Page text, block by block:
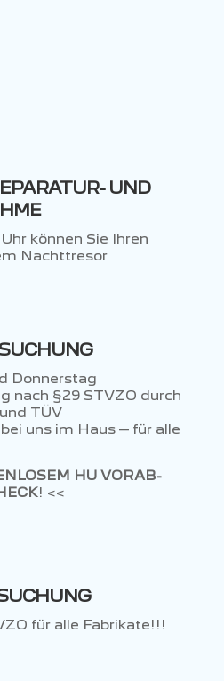
UND
können Sie Ihren
Nachttresor
Donnerstag
nach §29 STVZO durch
TÜV
uns im Haus – für alle
HU VORAB-
! <<
für alle Fabrikate!!!